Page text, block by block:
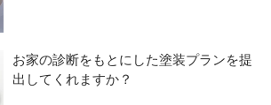
お家の診断をもとにした塗装プランを提
出してくれますか？